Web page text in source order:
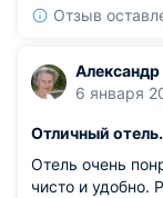
Отзыв
Александр
6 января
Отличный отель.
Отель очень
чисто и удобно.